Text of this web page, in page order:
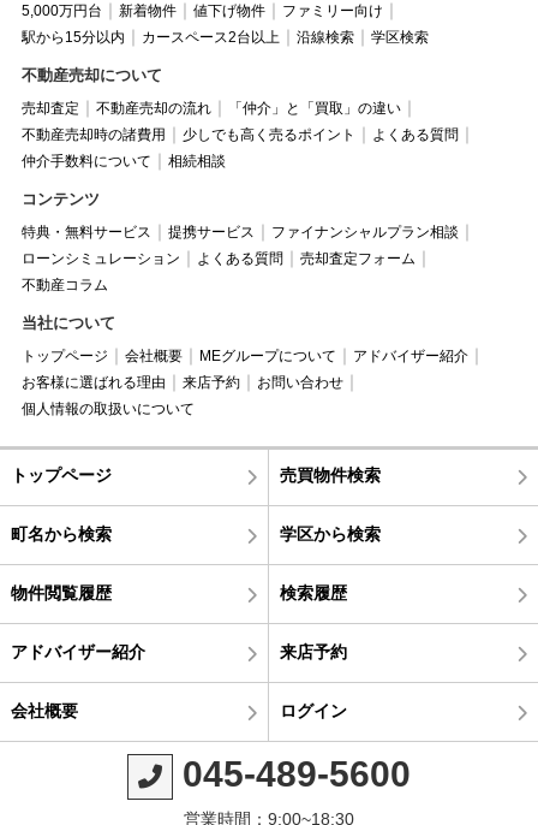
5,000万円台
新着物件 値下げ物件
ファミリー向け
駅から15分以内
カースペース2台以上 沿線検索 学区検索
不動産売却について
売却査定 不動産売却の流れ
「仲介」と「買取」の違い
不動産売却時の諸費用
少しでも高く売るポイント
よくある質問
仲介手数料について
相続相談
コンテンツ
特典・無料サービス 提携サービス
ファイナンシャルプラン相談
ローンシミュレーション
よくある質問
売却査定フォーム
不動産コラム
当社について
トップページ 会社概要 MEグループについて
アドバイザー紹介
お客様に選ばれる理由
来店予約
お問い合わせ
個人情報の取扱いについて
トップページ 売買物件検索
町名から検索 学区から検索
物件閲覧履歴 検索履歴
アドバイザー紹介 来店予約
会社概要 ログイン
045-489-5600
営業時間：9:00~18:30